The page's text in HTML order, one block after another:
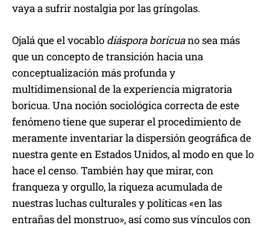
vaya a sufrir nostalgia por las gríngolas.
Ojalá que el vocablo diáspora boricuano sea más
que un concepto de transición hacia una
conceptualización más profunda y
multidimensional de la experiencia migratoria
boricua. Una noción sociológica correcta de este
fenómeno tiene que superar el procedimiento de
meramente inventariar la dispersión geográfica de
nuestra gente en Estados Unidos, al modo en que lo
hace el censo. También hay que mirar, con
franqueza y orgullo, la riqueza acumulada de
nuestras luchas culturales y políticas «en las
entrañas del monstruo», así como sus vínculos con